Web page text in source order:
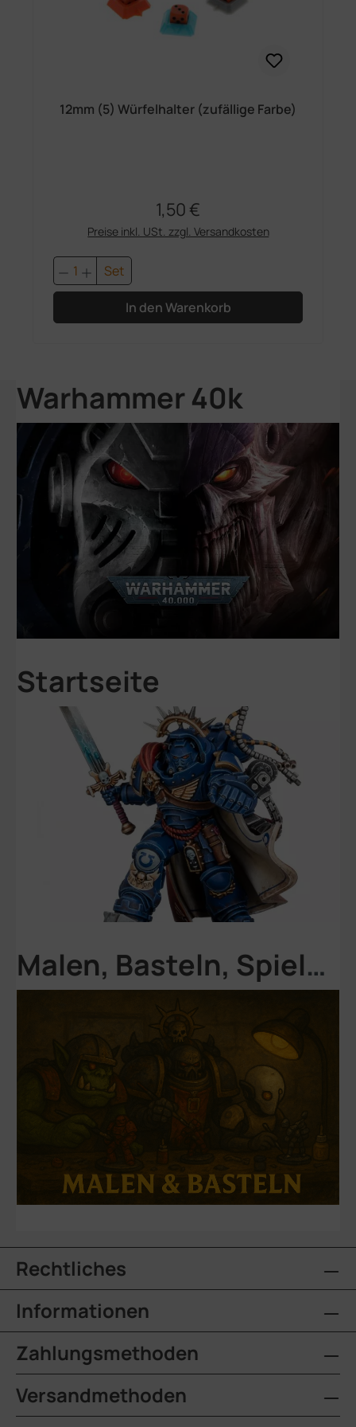
12mm (5) Würfelhalter (zufällige Farbe)
Regulärer Preis:
1,50 €
Preise inkl. USt. zzgl. Versandkosten
Produkt Anzahl: Gib den
Set
In den Warenkorb
Warhammer 40k
Startseite
Malen, Basteln, Spielen
Rechtliches
Informationen
Zahlungsmethoden
Versandmethoden